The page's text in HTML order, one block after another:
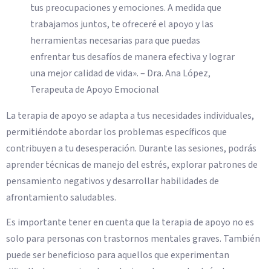
tus preocupaciones y emociones. A medida que
trabajamos juntos, te ofreceré el apoyo y las
herramientas necesarias para que puedas
enfrentar tus desafíos de manera efectiva y lograr
una mejor calidad de vida». – Dra. Ana López,
Terapeuta de Apoyo Emocional
La terapia de apoyo se adapta a tus necesidades individuales,
permitiéndote abordar los problemas específicos que
contribuyen a tu desesperación. Durante las sesiones, podrás
aprender técnicas de manejo del estrés, explorar patrones de
pensamiento negativos y desarrollar habilidades de
afrontamiento saludables.
Es importante tener en cuenta que la terapia de apoyo no es
solo para personas con trastornos mentales graves. También
puede ser beneficioso para aquellos que experimentan